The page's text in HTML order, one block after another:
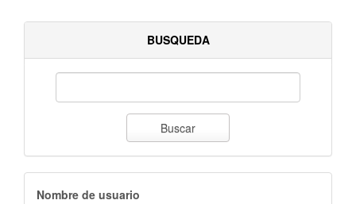
BUSQUEDA
Buscar
Nombre de usuario